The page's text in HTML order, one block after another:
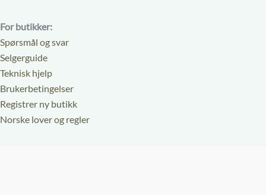
For butikker:
Spørsmål og svar
Selgerguide
Teknisk hjelp
Brukerbetingelser
Registrer ny butikk
Norske lover og regler